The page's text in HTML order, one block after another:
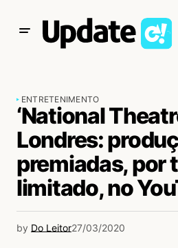
ENTRETENIMENTO
‘National
Londres:
premiadas, por
limitado, no
by Do Leitor27/03/2020